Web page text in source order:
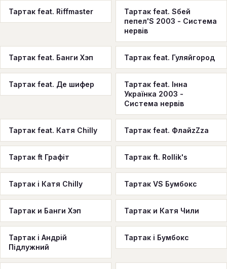
Тартак feat. Riffmaster
Тартак feat. Sбей
пепел'S 2003 - Система
нервів
Тартак feat. Банги Хэп Тартак feat. Гуляйгород
Тартак feat. Де шифер
Тартак feat. Інна
Українка 2003 -
Система нервів
Тартак feat. Катя Chilly Тартак feat. ФлайzZzа
Тартак ft Графіт Тартак ft. Rollik's
Тартак i Катя Chilly Тартак VS Бумбокс
Тартак и Банги Хэп Тартак и Катя Чили
Тартак і Андрій
Підлужний
Тартак і Бумбокс